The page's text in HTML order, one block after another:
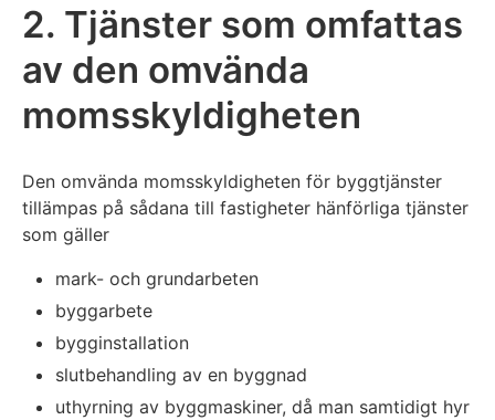
2. Tjänster som omfattas
av den omvända
momsskyldigheten
Den omvända momsskyldigheten för byggtjänster
tillämpas på sådana till fastigheter hänförliga tjänster
som gäller
mark- och grundarbeten
byggarbete
bygginstallation
slutbehandling av en byggnad
uthyrning av byggmaskiner, då man samtidigt hyr